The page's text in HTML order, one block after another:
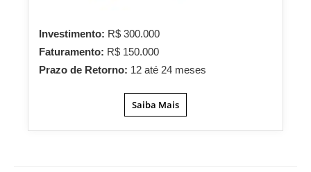
Investimento: R$ 300.000
Faturamento: R$ 150.000
Prazo de Retorno: 12 até 24 meses
Saiba Mais